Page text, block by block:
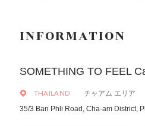
INFORMATION
SOMETHING TO FEEL
THAILAND
チャアム エリア
35/3 Ban Phli Road, Cha-am District,